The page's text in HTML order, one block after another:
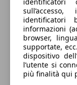
Velocità massima
Numero di
Coppia
Cilindrata
Carburante
Cilindri
Trasmissione
Tipo di trazione
informazioni
browser,
supportate,
dispositivo
l’utente si
più finalità qui